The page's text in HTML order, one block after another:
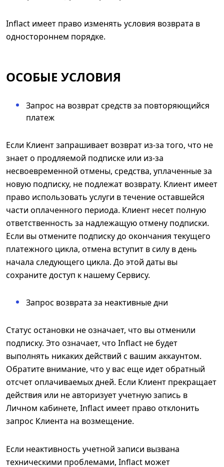
Inflact имеет право изменять условия возврата в
одностороннем порядке.
ОСОБЫЕ УСЛОВИЯ
Запрос на возврат средств за повторяющийся
платеж
Если Клиент запрашивает возврат из-за того, что не
знает о продляемой подписке или из-за
несвоевременной отмены, средства, уплаченные за
новую подписку, не подлежат возврату. Клиент имеет
право использовать услуги в течение оставшейся
части оплаченного периода. Клиент несет полную
ответственность за надлежащую отмену подписки.
Если вы отмените подписку до окончания текущего
платежного цикла, отмена вступит в силу в день
начала следующего цикла. До этой даты вы
сохраните доступ к нашему Сервису.
Запрос возврата за неактивные дни
Статус остановки не означает, что вы отменили
подписку. Это означает, что Inflact не будет
выполнять никаких действий с вашим аккаунтом.
Обратите внимание, что у вас еще идет обратный
отсчет оплачиваемых дней. Если Клиент прекращает
действия или не авторизует учетную запись в
Личном кабинете, Inflact имеет право отклонить
запрос Клиента на возмещение.
Если неактивность учетной записи вызвана
техническими проблемами, Inflact может